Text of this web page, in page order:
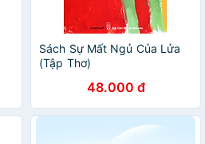
Sách Sự Mất Ngủ Của Lửa
(Tập Thơ)
48.000 đ